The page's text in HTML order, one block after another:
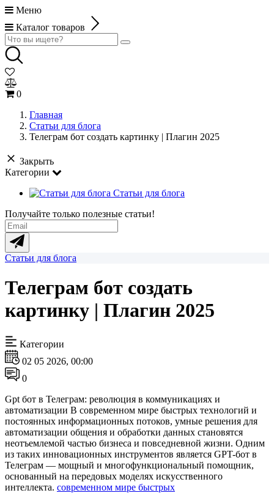
Меню
Каталог товаров
0
Главная
Статьи для блога
Телеграм бот создать картинку | Плагин 2025
Закрыть
Категории
Статьи для блога
Получайте только полезные статьи!
Статьи для блога
Телеграм бот создать
картинку | Плагин 2025
Категории
02 05 2026, 00:00
0
Gpt бот в Телеграм: революция в коммуникациях и
автоматизации В современном мире быстрых технологий и
постоянных информационных потоков, умные решения для
автоматизации общения и обработки данных становятся
неотъемлемой частью бизнеса и повседневной жизни. Одним
из таких инновационных инструментов является GPT-бот в
Телеграм — мощный и многофункциональный помощник,
основанный на передовых моделях искусственного
интеллекта. современном мире быстрых